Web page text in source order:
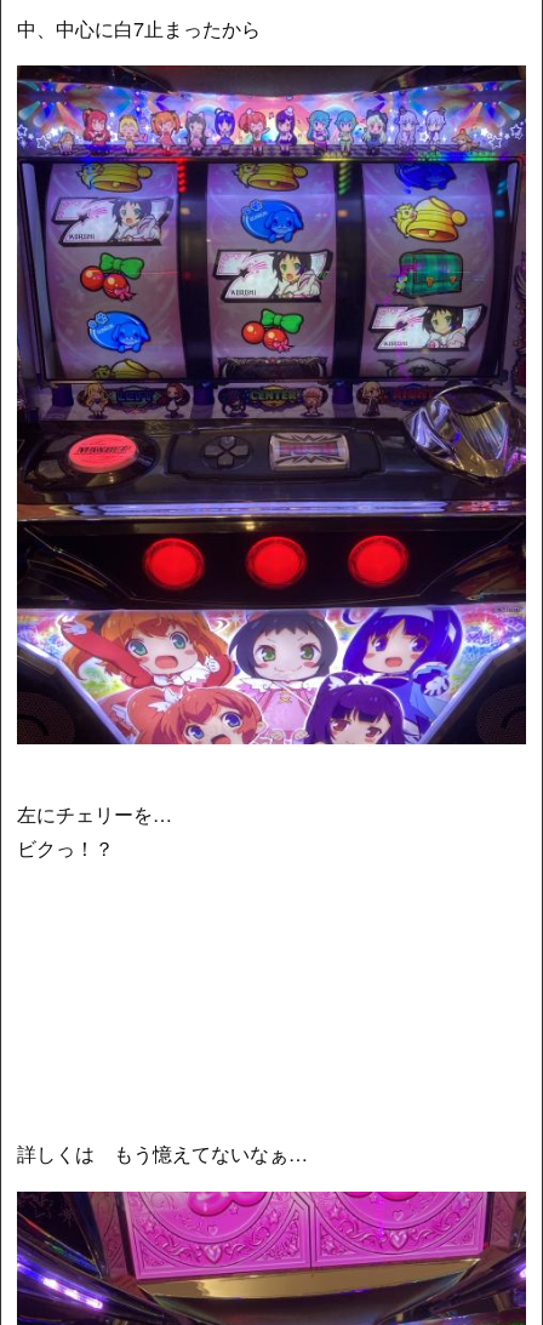
中、中心に白7止まったから
左にチェリーを…
ビクっ！？
詳しくは もう憶えてないなぁ…